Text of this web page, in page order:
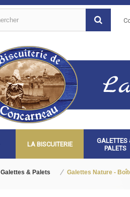
LA BISCUITERIE
GALETTES
PALETS
Galettes & Palets Galettes Nature -